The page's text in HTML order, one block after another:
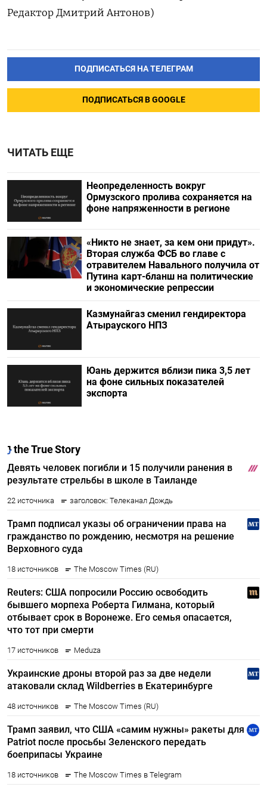
Редактор Дмитрий Антонов)
ПОДПИСАТЬСЯ НА ТЕЛЕГРАМ
ПОДПИСАТЬСЯ В GOOGLE
ЧИТАТЬ ЕЩЕ
Неопределенность вокруг
Ормузского пролива сохраняется на
фоне напряженности в регионе
«Никто не знает, за кем они придут».
Вторая служба ФСБ во главе с
отравителем Навального получила от
Путина карт-бланш на политические
и экономические репрессии
Казмунайгаз сменил гендиректора
Атырауского НПЗ
Юань держится вблизи пика 3,5 лет
на фоне сильных показателей
экспорта